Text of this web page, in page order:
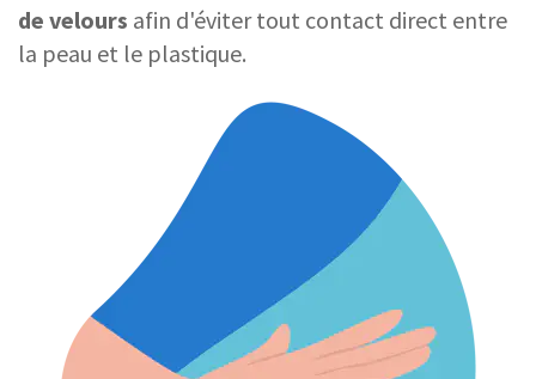
de velours afin d'éviter tout contact direct entre
la peau et le plastique.